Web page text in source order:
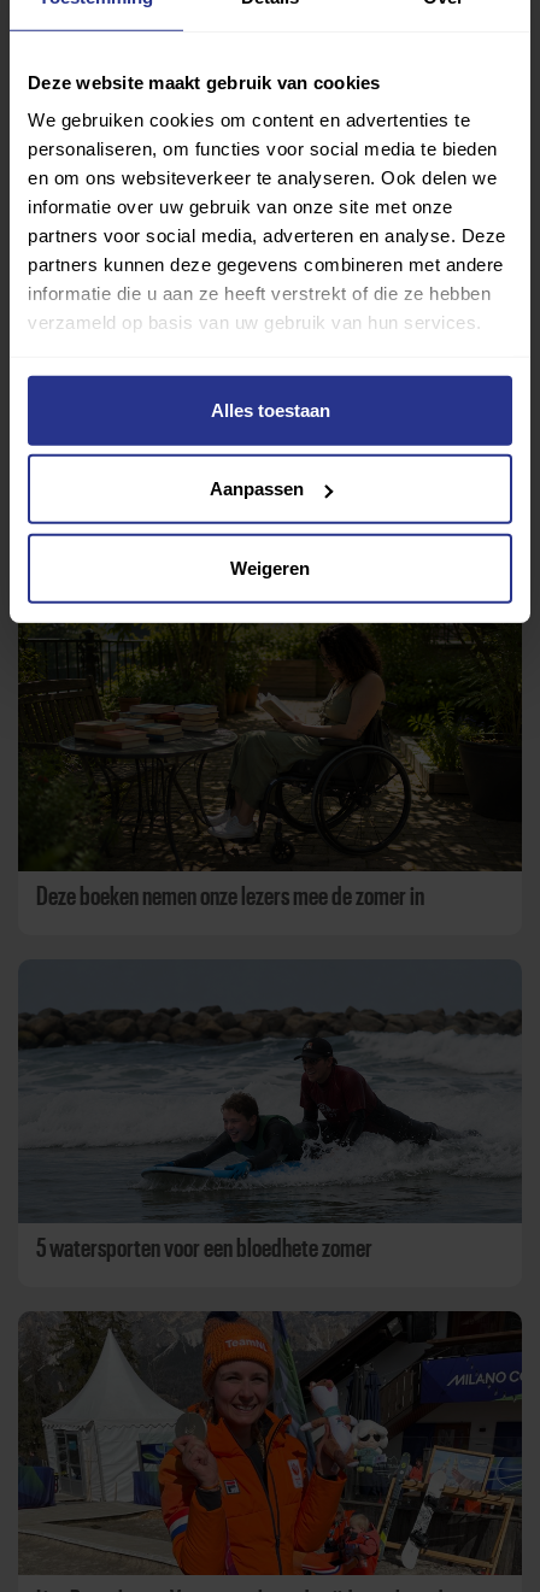
Deze website maakt gebruik van cookies
We gebruiken cookies om content en advertenties te
personaliseren, om functies voor social media te bieden
en om ons websiteverkeer te analyseren. Ook delen we
informatie over uw gebruik van onze site met onze
partners voor social media, adverteren en analyse. Deze
partners kunnen deze gegevens combineren met andere
informatie die u aan ze heeft verstrekt of die ze hebben
verzameld op basis van uw gebruik van hun services.
Alles toestaan
Aanpassen
Weigeren
Sport zoeken
Verder lezen over
Ervaringen Esports Gezondheid Inspiratie
Terug naar nieuwsoverzicht
Deze boeken nemen onze lezers mee de zomer in
5 watersporten voor een bloedhete zomer